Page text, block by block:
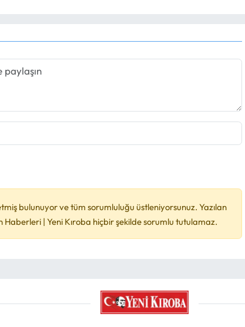
bulunuyor ve tüm sorumluluğu üstleniyorsunuz. Yazılan
| Yeni Kıroba hiçbir şekilde sorumlu tutulamaz.